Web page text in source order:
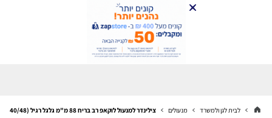
לבית לגן ולמשרד מנעולים צילינדר למנעול לוקאפ רב בריח 88 מ"מ גלגל רגיל (40/48) בצבע כסף